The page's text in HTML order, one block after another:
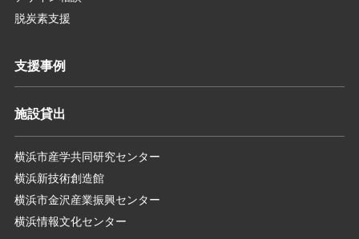
脱炭素支援
支援事例
施設貸出
横浜市産学共同研究センター
横浜新技術創造館
横浜市金沢産業振興センター
横浜情報文化センター